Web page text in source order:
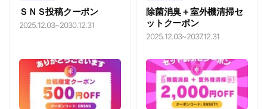
ＳＮＳ投稿クーポン
2025.12.03~2030.12.31
除菌消臭＋室外機清掃セ
ットクーポン
2025.12.03~2037.12.31